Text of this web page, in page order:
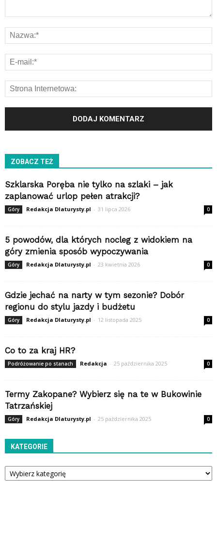
ZOBACZ TEŻ
Szklarska Poręba nie tylko na szlaki – jak
zaplanować urlop pełen atrakcji?
Góry Redakcja Dlaturysty.pl - 31 lipca 2026 0
5 powodów, dla których nocleg z widokiem na
góry zmienia sposób wypoczywania
Góry Redakcja Dlaturysty.pl - 23 kwietnia 2026 0
Gdzie jechać na narty w tym sezonie? Dobór
regionu do stylu jazdy i budżetu
Góry Redakcja Dlaturysty.pl - 12 listopada 2025 0
Co to za kraj HR?
Podróżowanie po stanach Redakcja - 25 października 2025 0
Termy Zakopane? Wybierz się na te w Bukowinie
Tatrzańskiej
Góry Redakcja Dlaturysty.pl - 25 października 2025 0
KATEGORIE
Kategorie